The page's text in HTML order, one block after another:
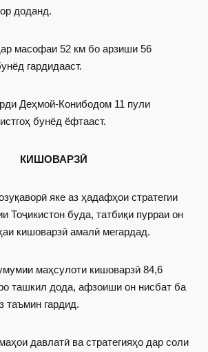
доданд.
масофаи 52 км бо арзиши 56
гардидааст.
Деҳмой-Конибодом 11 пули
бунёд ёфтааст.
КИШОВАРЗӢ
яке аз ҳадафҳои стратегии
Тоҷикистон буда, татбиқи пурраи он
кишоварзӣ амалӣ мегардад.
маҳсулоти кишоварзӣ 84,6
ташкил дода, афзоиши он нисбат ба
таъмин гардид.
давлатӣ ва стратегияҳо дар соли